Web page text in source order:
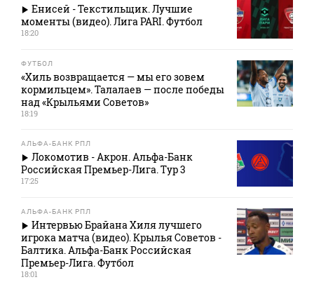
Енисей - Текстильщик. Лучшие
моменты (видео). Лига PARI. Футбол
18:20
ФУТБОЛ
«Хиль возвращается — мы его зовем
кормильцем». Талалаев — после победы
над «Крыльями Советов»
18:19
АЛЬФА-БАНК РПЛ
Локомотив - Акрон. Альфа-Банк
Российская Премьер-Лига. Тур 3
17:25
АЛЬФА-БАНК РПЛ
Интервью Брайана Хиля лучшего
игрока матча (видео). Крылья Советов -
Балтика. Альфа-Банк Российская
Премьер-Лига. Футбол
18:01